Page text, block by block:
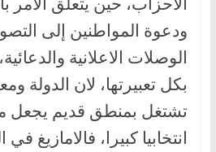
ودعوة المواطنين إلى
الوصلات الاعلانية
بكل تعبيرتها، لان الدولة
تشتغل بمنطق قديم يجعل من
انتخابيا كبيرا، فالامازيغ